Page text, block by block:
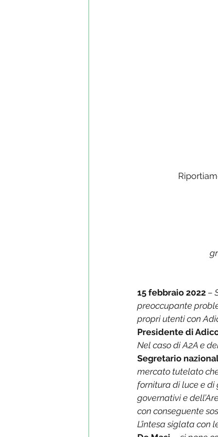
15 febbraio 2022 –
preoccupante
propri utenti con
Presidente di
Nel caso di A2A e
Segretario
mercato tutelato
fornitura di luce e
governativi e
con conseguente
L’intesa siglata con